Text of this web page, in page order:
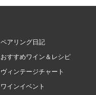
ペアリング日記
おすすめワイン＆レシピ
ヴィンテージチャート
ワインイベント